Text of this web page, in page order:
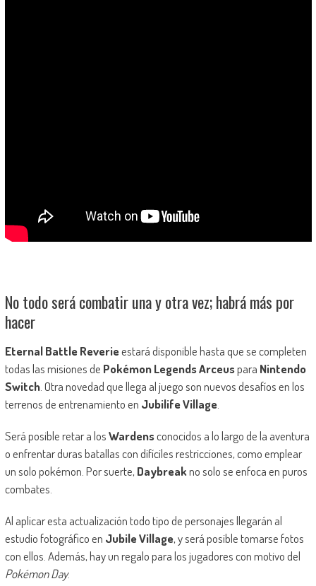
No todo será combatir una y otra vez; habrá más por
hacer
Eternal Battle Reverieestará disponible hasta que se completen
todas las misiones de Pokémon Legends Arceuspara Nintendo
Switch. Otra novedad que llega al juego son nuevos desafíos en los
terrenos de entrenamiento en Jubilife Village.
Será posible retar a losWardensconocidos a lo largo de la aventura
o enfrentar duras batallas con difíciles restricciones, como emplear
un solo pokémon. Por suerte, Daybreakno solo se enfoca en puros
combates.
Al aplicar esta actualización todo tipo de personajes llegarán al
estudio fotográfico en Jubile Village, y será posible tomarse fotos
con ellos. Además, hay un regalo para los jugadores con motivo del
Pokémon Day.